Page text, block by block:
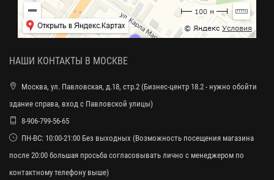
НАШИ КОНТАКТЫ В МОСКВЕ
Москва, ул. Павловская, д.18, стр.2 (Бизнес-центр 18.2 - нужно обойти
здание справа, вход с Павловской улицы)
8-906-799-56-65
ПН-ВС: 10:00-21:00 Без выходных (Возможность посещения магазина
после 20:00 большая просьба согласовывать лично с менеджером по
контактному телефону выше)